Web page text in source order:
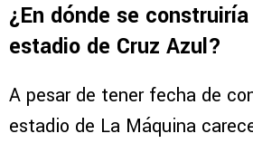
¿En dónde se
estadio de Cruz Azul?
A pesar de tener fecha de
estadio de La Máquina